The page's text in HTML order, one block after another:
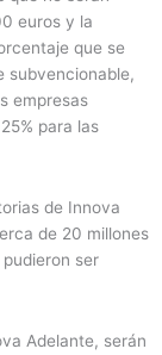
euros y la
que se
subvencionable,
empresas
para las
de Innova
de 20 millones
ser
Adelante, serán